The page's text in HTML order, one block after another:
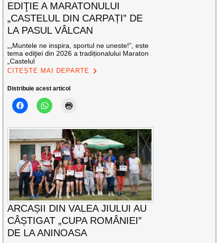
EDIŢIE A MARATONULUI
„CASTELUL DIN CARPAȚI” DE
LA PASUL VÂLCAN
„„Muntele ne inspira, sportul ne uneste!”, este
tema ediţiei din 2026 a tradiționalului Maraton
„Castelul
CITEȘTE MAI DEPARTE
Distribuie acest articol
ARCAȘII DIN VALEA JIULUI AU
CÂȘTIGAT „CUPA ROMÂNIEI”
DE LA ANINOASA